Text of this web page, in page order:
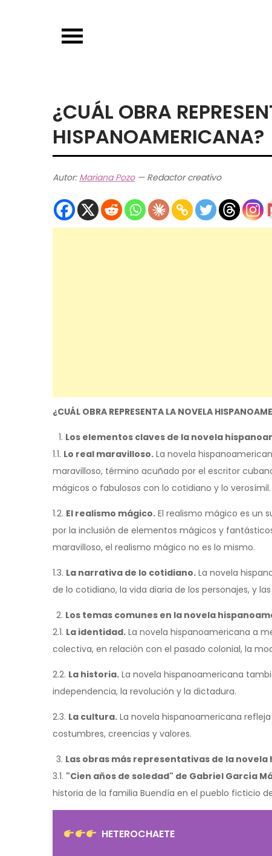
¿CUÁL OBRA
HISPANOAMERICANA?
Autor: Mariana Pozo— Redactor creativo
¿CUÁL OBRA REPRESENTA LA NOVELA
Los elementos claves de la novela
1.1. Lo real maravilloso. La novela
maravilloso, término acuñado por el escritor
mágicos o fabulosos con lo cotidiano y lo verosímil.
1.2. El realismo mágico. El realismo mágico es un
por la inclusión de elementos mágicos y
maravilloso, el realismo mágico no es lo mismo.
1.3. La narrativa de lo cotidiano. La novela
de lo cotidiano, la vida diaria de los personajes, y
Los temas comunes en la novela
2.1. La identidad. La novela hispanoamericana a
colectiva, en relación con el pasado colonial, la
2.2. La historia. La novela hispanoamericana
independencia, la revolución y la dictadura.
2.3. La cultura. La novela hispanoamericana
costumbres, creencias y valores.
Las obras más representativas de la
3.1. "Cien años de soledad" de Gabriel García
historia de la familia Buendía en el pueblo ficticio
HETEROCHAETE